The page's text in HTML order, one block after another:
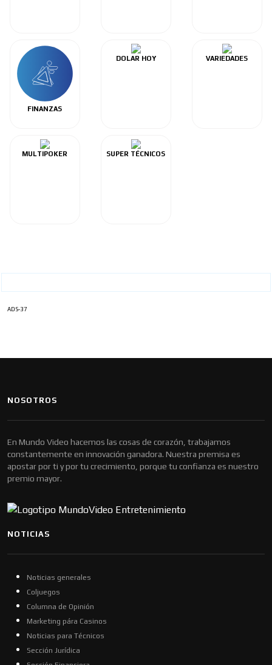
FINANZAS
DOLAR HOY VARIEDADES
MULTIPOKER SUPER TÉCNICOS
ADS-37
NOSOTROS
En Mundo Video hacemos las cosas de corazón, trabajamos
constantemente en innovación ganadora. Nuestra premisa es
apostar por ti y por tu crecimiento, porque tu confianza es nuestro
premio mayor.
NOTICIAS
Noticias generales
Coljuegos
Columna de Opinión
Marketing pára Casinos
Noticias para Técnicos
Sección Jurídica